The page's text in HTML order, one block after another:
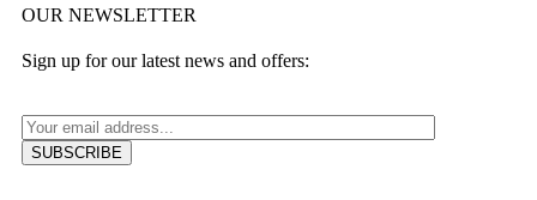
OUR NEWSLETTER
Sign up for our latest news and offers: